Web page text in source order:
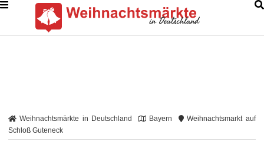
Weihnachtsmärkte in Deutschland Bayern
Weihnachtsmarkt auf
Schloß Guteneck